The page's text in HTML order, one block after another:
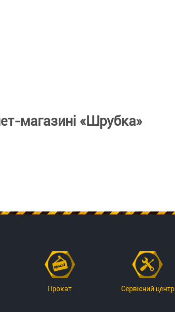
магазині «Шрубка»
Прокат Сервісний центр